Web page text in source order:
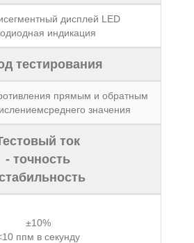
дисплей LED
индикация
тестирования
прямым и обратным
значения
ток
- точность
±10%
ппм в секунду